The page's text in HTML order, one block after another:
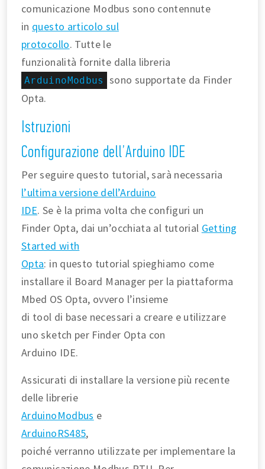
comunicazione Modbus sono contennute
in questo articolo sul
protocollo. Tutte le
funzionalità fornite dalla libreria
ArduinoModbus
sono supportate da Finder
Opta.
Istruzioni
Configurazione dell’Arduino IDE
Per seguire questo tutorial, sarà necessaria
l’ultima versione dell’Arduino
IDE. Se è la prima volta che configuri un
Finder Opta, dai un’occhiata al tutorial Getting
Started with
Opta: in questo tutorial spieghiamo come
installare il Board Manager per la piattaforma
Mbed OS Opta, ovvero l’insieme
di tool di base necessari a creare e utilizzare
uno sketch per Finder Opta con
Arduino IDE.
Assicurati di installare la versione più recente
delle librerie
ArduinoModbus e
ArduinoRS485,
poiché verranno utilizzate per implementare la